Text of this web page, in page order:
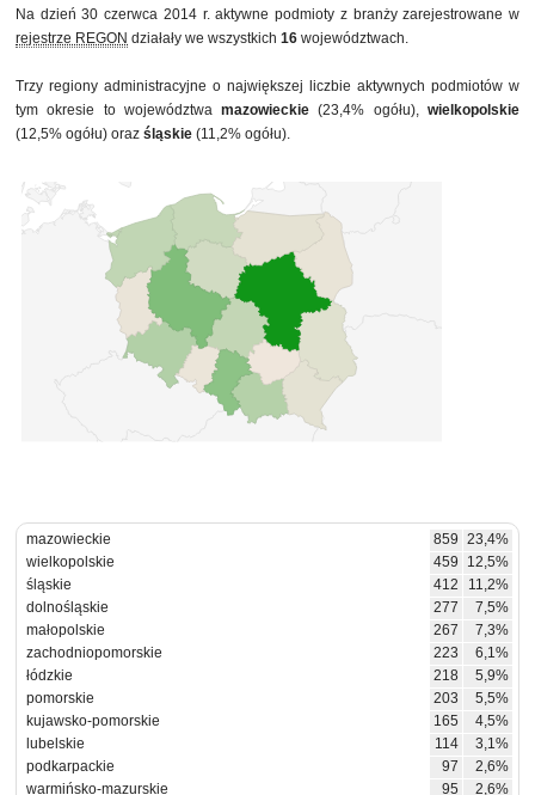
Na dzień 30 czerwca 2014 r. aktywne podmioty z branży zarejestrowane w
rejestrze REGON działały we wszystkich 16 województwach.
Trzy regiony administracyjne o największej liczbie aktywnych podmiotów w
tym okresie to województwamazowieckie (23,4% ogółu),wielkopolskie
(12,5% ogółu) oraz śląskie (11,2% ogółu).
mazowieckie 859 23,4%
wielkopolskie
459
12,5%
śląskie
412
11,2%
dolnośląskie
277
7,5%
małopolskie
267
7,3%
zachodniopomorskie
223
6,1%
łódzkie
218
5,9%
pomorskie
203
5,5%
kujawsko-pomorskie
165
4,5%
lubelskie
114
3,1%
podkarpackie
97
2,6%
warmińsko-mazurskie
95
2,6%